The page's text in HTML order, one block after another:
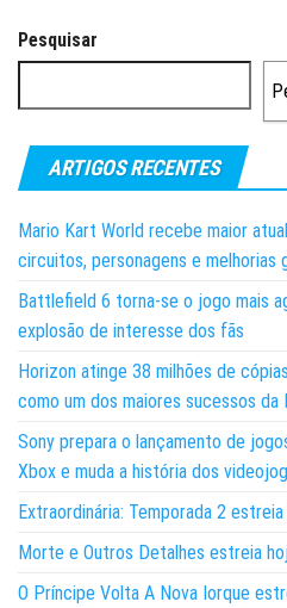
Pesquisar
ARTIGOS RECENTES
Mario Kart World recebe maior
circuitos, personagens e melhorias
Battlefield 6 torna-se o jogo mais
explosão de interesse dos fãs
Horizon atinge 38 milhões de
como um dos maiores sucessos da
Sony prepara o lançamento de
Xbox e muda a história dos
Extraordinária: Temporada 2
Morte e Outros Detalhes estreia
O Príncipe Volta A Nova Iorque